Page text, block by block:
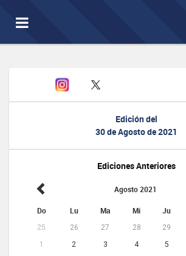
Toggle
navigation
Edición del
30 de Agosto de 2021
Ediciones Anteriores
Agosto 2021
Do Lu Ma Mi Ju
25 26 27 28 29
1
2 3 4 5